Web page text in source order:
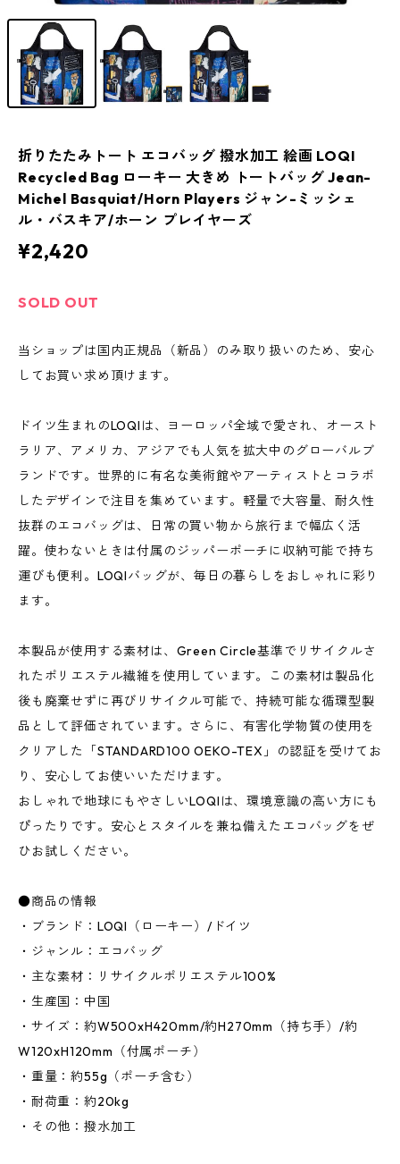
折りたたみトート エコバッグ 撥水加工 絵画 LOQI
Recycled Bag ローキー 大きめ トートバッグ Jean-
Michel Basquiat/Horn Players ジャン-ミッシェ
ル・バスキア/ホーン プレイヤーズ
¥2,420
SOLD OUT
当ショップは国内正規品（新品）のみ取り扱いのため、安心
してお買い求め頂けます。
ドイツ生まれのLOQIは、ヨーロッパ全域で愛され、オースト
ラリア、アメリカ、アジアでも人気を拡大中のグローバルブ
ランドです。世界的に有名な美術館やアーティストとコラボ
したデザインで注目を集めています。軽量で大容量、耐久性
抜群のエコバッグは、日常の買い物から旅行まで幅広く活
躍。使わないときは付属のジッパーポーチに収納可能で持ち
運びも便利。LOQIバッグが、毎日の暮らしをおしゃれに彩り
ます。
本製品が使用する素材は、Green Circle基準でリサイクルさ
れたポリエステル繊維を使用しています。この素材は製品化
後も廃棄せずに再びリサイクル可能で、持続可能な循環型製
品として評価されています。さらに、有害化学物質の使用を
クリアした「STANDARD100 OEKO-TEX」の認証を受けてお
り、安心してお使いいただけます。
おしゃれで地球にもやさしいLOQIは、環境意識の高い方にも
ぴったりです。安心とスタイルを兼ね備えたエコバッグをぜ
ひお試しください。
●商品の情報
・ブランド：LOQI（ローキー）/ドイツ
・ジャンル：エコバッグ
・主な素材：リサイクルポリエステル100%
・生産国：中国
・サイズ：約W500xH420mm/約H270mm（持ち手）/約
W120xH120mm（付属ポーチ）
・重量：約55g（ポーチ含む）
・耐荷重：約20kg
・その他：撥水加工